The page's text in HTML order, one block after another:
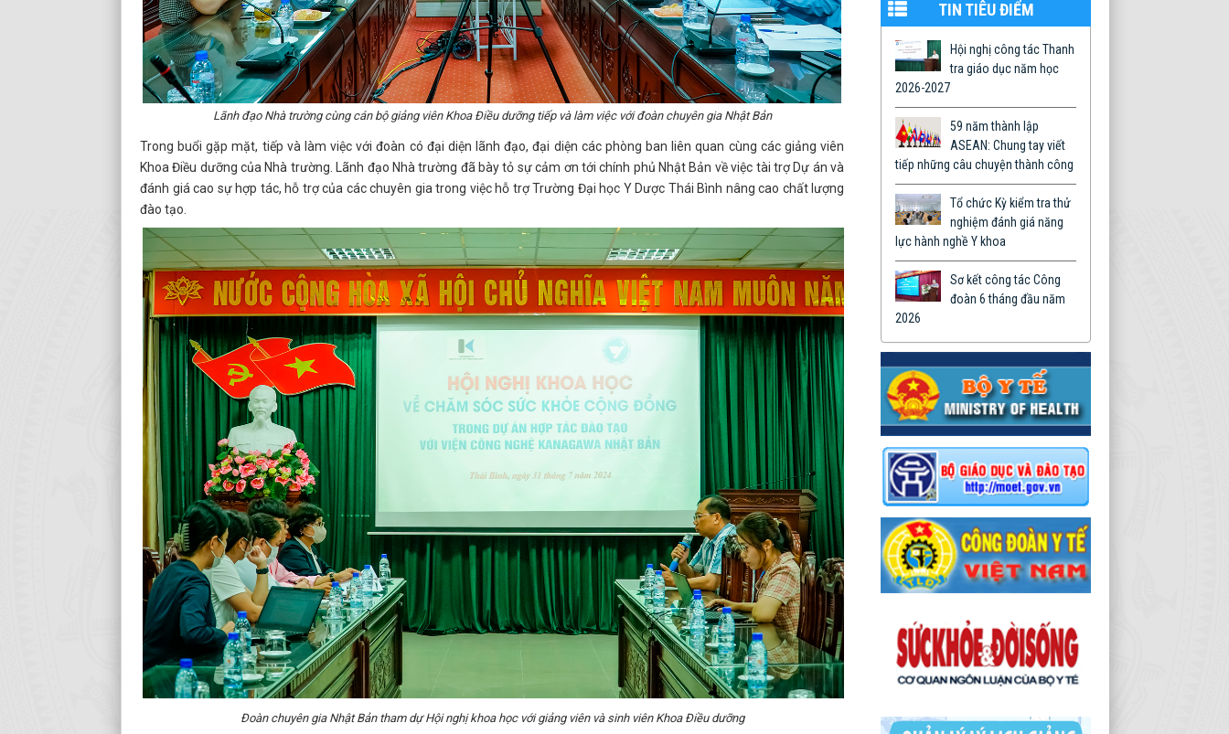
Lãnh đạo Nhà trường cùng cán bộ giảng viên Khoa Điều dưỡng tiếp và làm việc với đoàn chuyên gia Nhật Bản
Trong buổi gặp mặt, tiếp và làm việc với đoàn có đại diện lãnh đạo, đại diện các phòng ban liên quan cùng các giảng viên
Khoa Điều dưỡng của Nhà trường. Lãnh đạo Nhà trường đã bày tỏ sự cảm ơn tới chính phủ Nhật Bản về việc tài trợ Dự án và
đánh giá cao sự hợp tác, hỗ trợ của các chuyên gia trong việc hỗ trợ Trường Đại học Y Dược Thái Bình nâng cao chất lượng
đào tạo.
Đoàn chuyên gia Nhật Bản tham dự Hội nghị khoa học với giảng viên và sinh viên Khoa Điều dưỡng
TIN TIÊU ĐIỂM
Hội nghị công tác Thanh
tra giáo dục năm học
2026-2027
59 năm thành lập
ASEAN: Chung tay viết
tiếp những câu chuyện thành công
Tổ chức Kỳ kiểm tra thử
nghiệm đánh giá năng
lực hành nghề Y khoa
Sơ kết công tác Công
đoàn 6 tháng đầu năm
2026